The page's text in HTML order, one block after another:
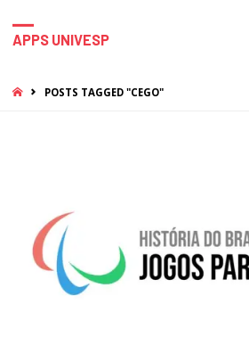
APPS UNIVESP
HOMEPOSTS TAGGED "CEGO"